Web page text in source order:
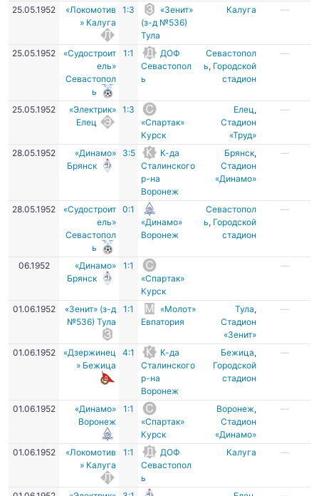
25.05.1952
«Локомотив
» Калуга
1:3
«Зенит»
(з-д №536)
Тула
Калуга —
25.05.1952
«Судостроит
ель»
Севастопол
ь
1:1
ДОФ
Севастопол
ь
Севастопол
ь, Городской
стадион
—
25.05.1952
«Электрик»
Елец
1:3
«Спартак»
Курск
Елец ,
Стадион
«Труд»
—
28.05.1952
«Динамо»
Брянск
3:5
К-да
Сталинского
р-на
Воронеж
Брянск,
Стадион
«Динамо»
—
28.05.1952
«Судостроит
ель»
Севастопол
ь
0:1
«Динамо»
Воронеж
Севастопол
ь, Городской
стадион
—
06.1952
«Динамо»
Брянск
1:1
«Спартак»
Курск
—
01.06.1952
«Зенит» (з-д
№536) Тула
1:1
«Молот»
Евпатория
Тула,
Стадион
«Зенит»
—
01.06.1952
«Дзержинец
» Бежица
4:1
К-да
Сталинского
р-на
Воронеж
Бежица,
Городской
стадион
—
01.06.1952
«Динамо»
Воронеж
1:1
«Спартак»
Курск
Воронеж,
Стадион
«Динамо»
—
01.06.1952
«Локомотив
» Калуга
1:1
ДОФ
Севастопол
ь
Калуга —